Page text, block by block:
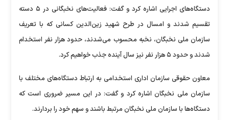
دستگاه‌های اجرایی اشاره کرد و گفت: فعالیت‌های نخبگانی در ۵ دسته
تقسیم شدند و امسال در طرح شهید زین‌الدین کسانی که با تعریف
سازمان ملی نخبگان، نخبه محسوب می‌شدند، حدود هزار نفر استخدام
شدند و حدود ۵ هزار نفر نیز سال آینده جذب خواهیم کرد.
معاون حقوقی سازمان اداری استخدامی به ارتباط دستگاه‌های مختلف با
سازمان ملی نخبگان اشاره کرد و گفت: در این مسیر ضروری است که
دستگاه‌ها با سازمان ملی نخبگان مرتبط باشند و سهم خود را بردارند.